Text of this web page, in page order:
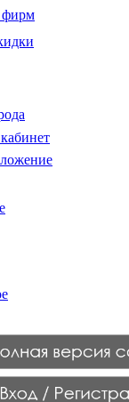
фирм